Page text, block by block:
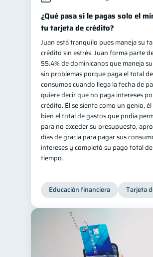
¿Qué pasa si le pagas solo el
tu tarjeta de crédito?
Juan está tranquilo pues maneja su
crédito sin estrés. Juan forma parte
55.4% de dominicanos que maneja
sin problemas porque paga el total
consumos cuando llega la fecha de
quiere decir que no paga intereses
crédito. Él se siente como un genio,
bien el total de gastos que podía
para no exceder su presupuesto,
días de gracia para pagar sus
intereses y completó su pago total
tiempo.
Educación financiera Tarjeta